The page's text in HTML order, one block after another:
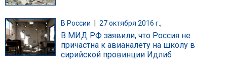
В России 27 октября 2016 г.,
В МИД РФ заявили, что Россия не
причастна к авианалету на школу в
сирийской провинции Идлиб